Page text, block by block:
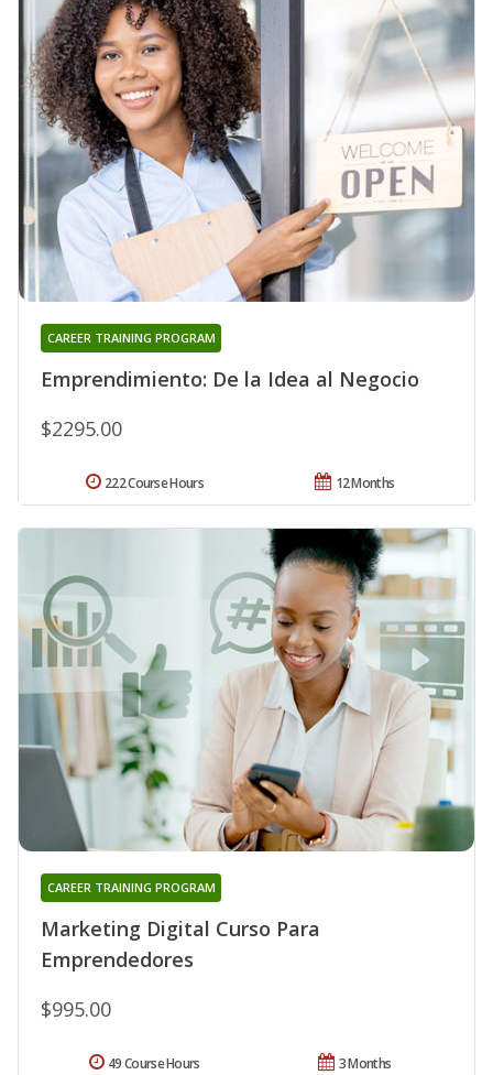
Emprendimiento: De la Idea al Negocio
CAREER TRAINING PROGRAM
$2295.00
12 Months
222 Course Hours
Marketing Digital Curso Para
Emprendedores
CAREER TRAINING PROGRAM
$995.00
3 Months
49 Course Hours